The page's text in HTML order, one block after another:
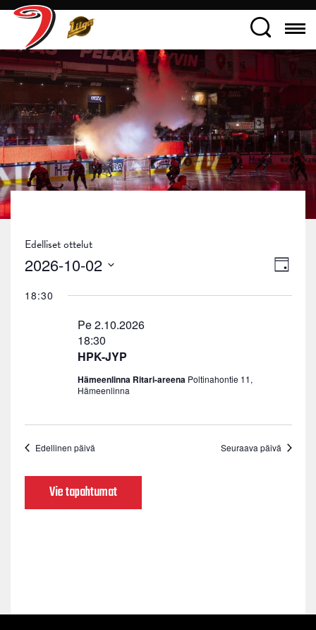
Edelliset ottelut
Päivä
2026-10-02
päivä.
18:30
HPK-JYP
Pe 2.10.2026
18:30
Hämeenlinna Ritari-areena Poltinahontie 11,
Hämeenlinna
Edellinen päivä Seuraava päivä
Vie tapahtumat